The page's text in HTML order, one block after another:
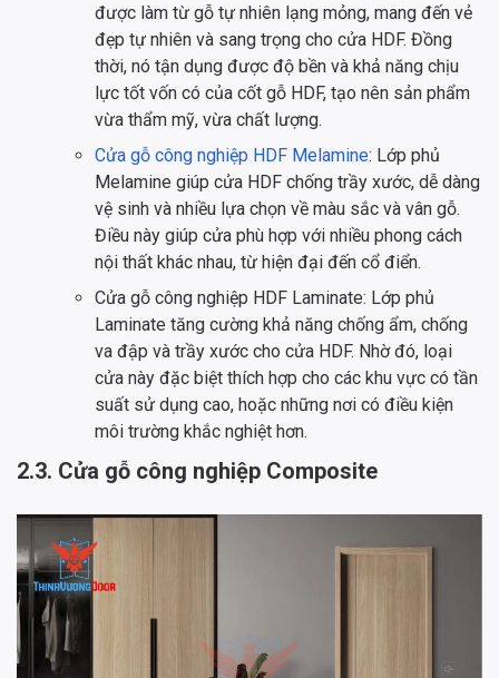
được làm từ gỗ tự nhiên lạng mỏng, mang đến vẻ
đẹp tự nhiên và sang trọng cho cửa HDF. Đồng
thời, nó tận dụng được độ bền và khả năng chịu
lực tốt vốn có của cốt gỗ HDF, tạo nên sản phẩm
vừa thẩm mỹ, vừa chất lượng.
Cửa gỗ công nghiệp HDF Melamine: Lớp phủ
Melamine giúp cửa HDF chống trầy xước, dễ dàng
vệ sinh và nhiều lựa chọn về màu sắc và vân gỗ.
Điều này giúp cửa phù hợp với nhiều phong cách
nội thất khác nhau, từ hiện đại đến cổ điển.
Cửa gỗ công nghiệp HDF Laminate: Lớp phủ
Laminate tăng cường khả năng chống ẩm, chống
va đập và trầy xước cho cửa HDF. Nhờ đó, loại
cửa này đặc biệt thích hợp cho các khu vực có tần
suất sử dụng cao, hoặc những nơi có điều kiện
môi trường khắc nghiệt hơn.
2.3. Cửa gỗ công nghiệp Composite